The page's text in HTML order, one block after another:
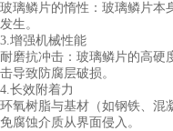
玻璃鳞片的惰性：玻璃鳞片本
发生。
3.增强机械性能
耐磨抗冲击：玻璃鳞片的高硬
击导致防腐层破损。
4.长效附着力
环氧树脂与基材（如钢铁、混
免腐蚀介质从界面侵入。